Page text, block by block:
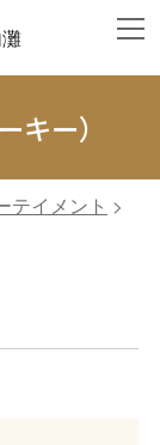
キー）
テイメント >